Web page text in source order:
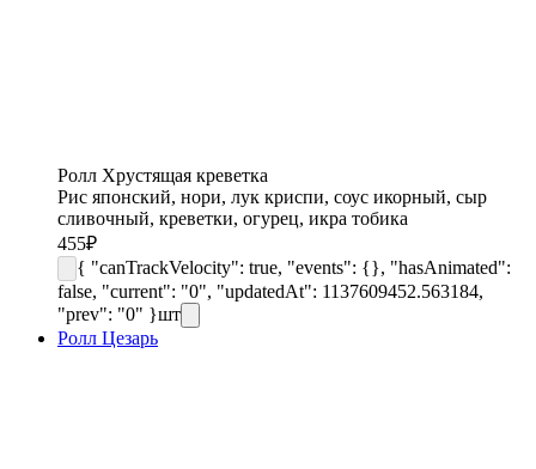
Ролл Хрустящая креветка
Рис японский, нори, лук криспи, соус икорный, сыр
сливочный, креветки, огурец, икра тобика
455₽
{ "canTrackVelocity": true, "events": {}, "hasAnimated":
false, "current": "0", "updatedAt": 1137609452.563184,
"prev": "0" }шт
Ролл Цезарь